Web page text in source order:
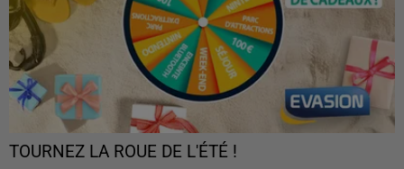
TOURNEZ LA ROUE DE L'ÉTÉ !